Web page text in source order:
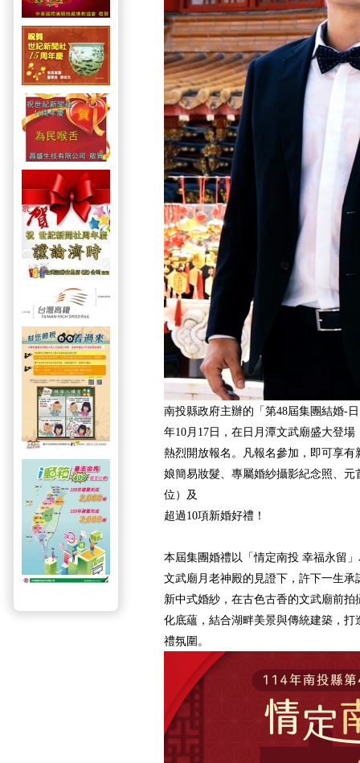
南投縣政府主辦的「第48屆集團結婚-
年10月17日，在日月潭文武廟盛大登
熱烈開放報名。凡報名參加，即可享
娘簡易妝髮、專屬婚紗攝影紀念照、元
位）及
超過10項新婚好禮！
本屆集團婚禮以「情定南投 幸福永留
文武廟月老神殿的見證下，許下一生
新中式婚紗，在古色古香的文武廟前
化底蘊，結合湖畔美景與傳統建築，
禮氛圍。